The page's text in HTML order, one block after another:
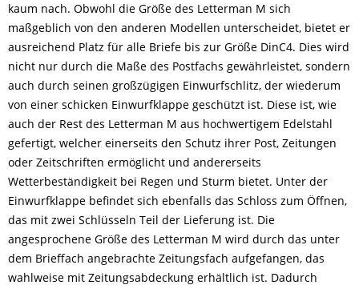
kaum nach. Obwohl die Größe des Letterman M sich
maßgeblich von den anderen Modellen unterscheidet, bietet er
ausreichend Platz für alle Briefe bis zur Größe DinC4. Dies wird
nicht nur durch die Maße des Postfachs gewährleistet, sondern
auch durch seinen großzügigen Einwurfschlitz, der wiederum
von einer schicken Einwurfklappe geschützt ist. Diese ist, wie
auch der Rest des Letterman M aus hochwertigem Edelstahl
gefertigt, welcher einerseits den Schutz ihrer Post, Zeitungen
oder Zeitschriften ermöglicht und andererseits
Wetterbeständigkeit bei Regen und Sturm bietet. Unter der
Einwurfklappe befindet sich ebenfalls das Schloss zum Öffnen,
das mit zwei Schlüsseln Teil der Lieferung ist. Die
angesprochene Größe des Letterman M wird durch das unter
dem Brieffach angebrachte Zeitungsfach aufgefangen, das
wahlweise mit Zeitungsabdeckung erhältlich ist. Dadurch